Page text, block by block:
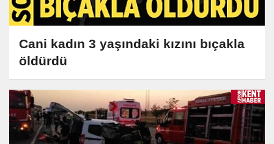
Cani kadın 3 yaşındaki kızını bıçakla
öldürdü